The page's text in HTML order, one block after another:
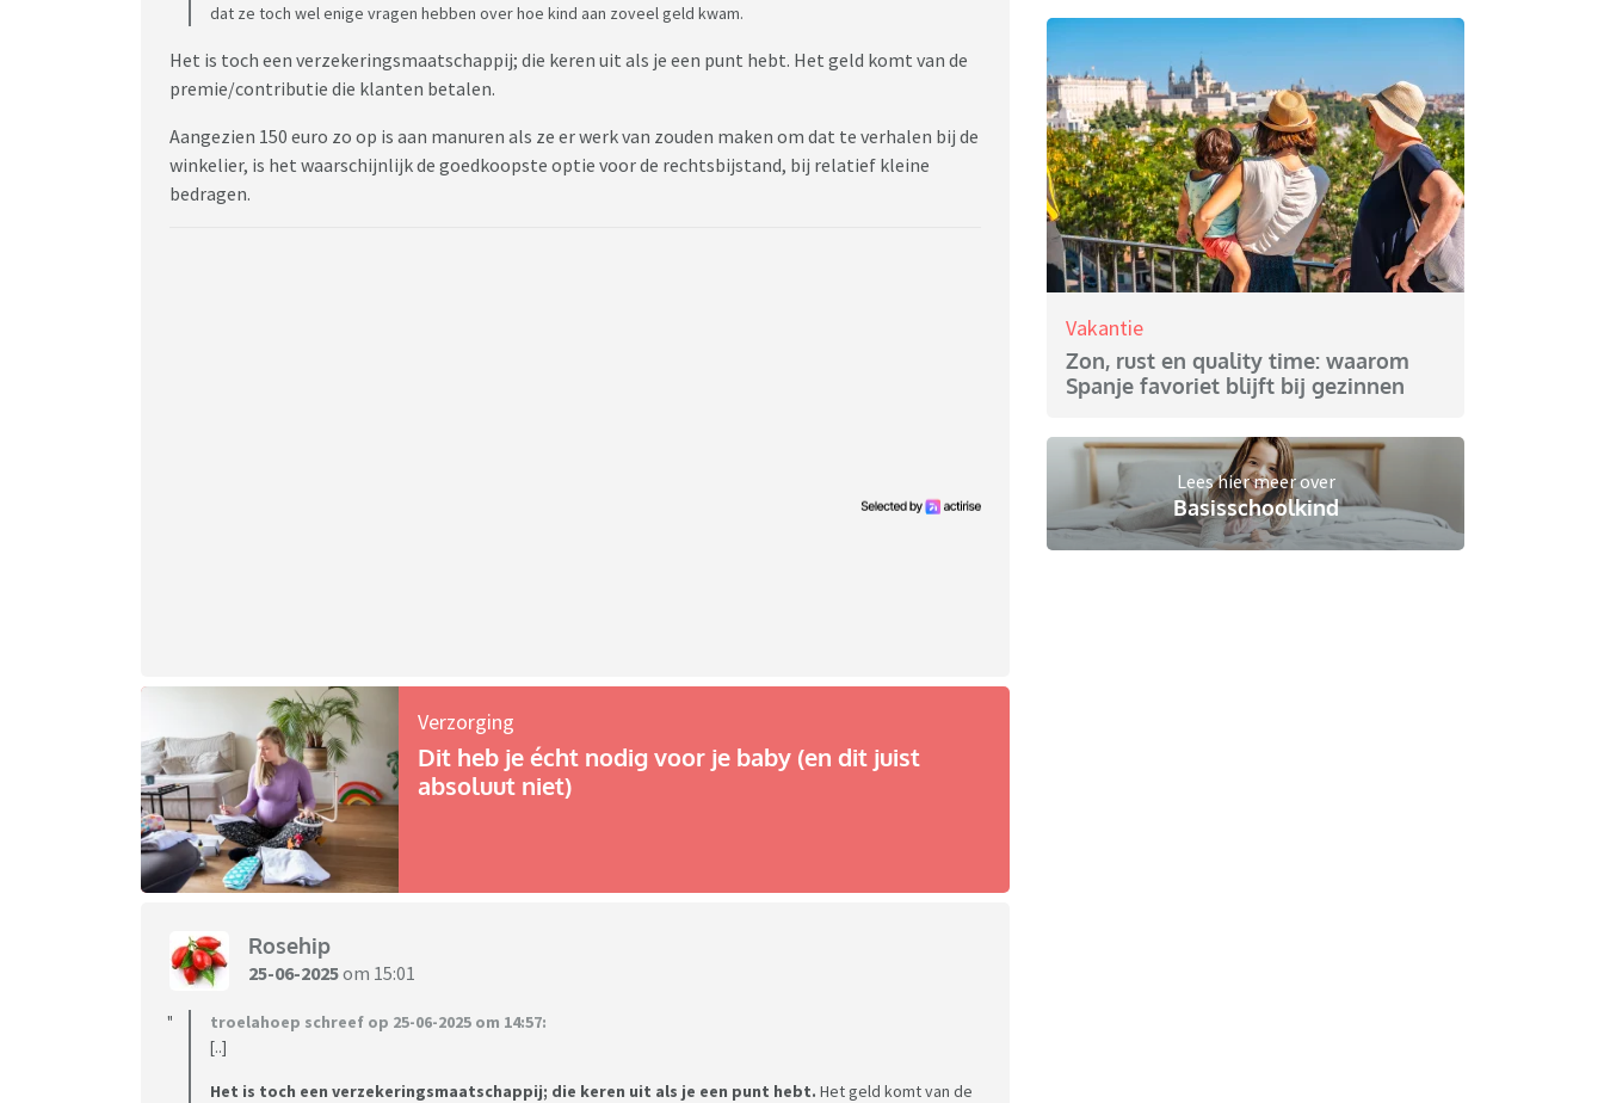
dat ze toch wel enige vragen hebben over hoe kind aan zoveel geld kwam.
Het is toch een verzekeringsmaatschappij; die keren uit als je een punt hebt. Het geld komt van de
premie/contributie die klanten betalen.
Aangezien 150 euro zo op is aan manuren als ze er werk van zouden maken om dat te verhalen bij de
winkelier, is het waarschijnlijk de goedkoopste optie voor de rechtsbijstand, bij relatief kleine
bedragen.
Verzorging
Dit heb je écht nodig voor je baby (en dit juist
absoluut niet)
Rosehip
25-06-2025om 15:01
troelahoep schreef op 25-06-2025 om 14:57:
[..]
Het is toch een verzekeringsmaatschappij; die keren uit als je een punt hebt. Het geld komt van de
Vakantie
Zon, rust en quality time: waarom
Spanje favoriet blijft bij gezinnen
Lees hier meer over
Basisschoolkind